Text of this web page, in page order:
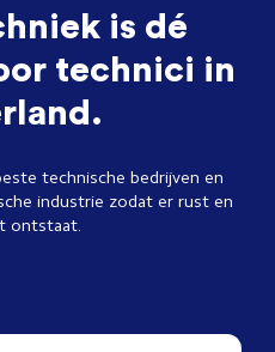
is dé
technici in
technische bedrijven en
industrie zodat er rust en
ontstaat.